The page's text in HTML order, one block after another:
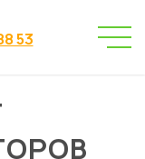
53
Алматы